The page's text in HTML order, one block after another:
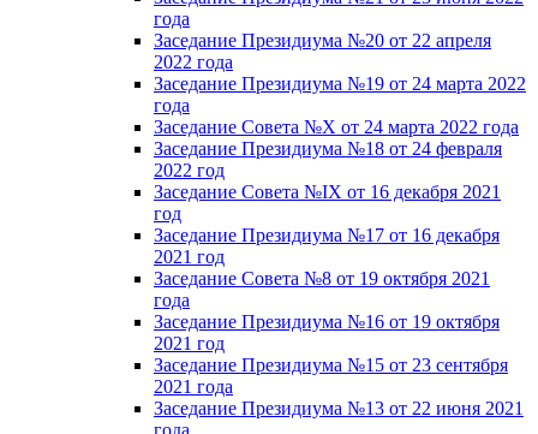
года
Заседание Президиума №20 от 22 апреля
2022 года
Заседание Президиума №19 от 24 марта 2022
года
Заседание Совета №X от 24 марта 2022 года
Заседание Президиума №18 от 24 февраля
2022 год
Заседание Совета №IX от 16 декабря 2021
год
Заседание Президиума №17 от 16 декабря
2021 год
Заседание Совета №8 от 19 октября 2021
года
Заседание Президиума №16 от 19 октября
2021 год
Заседание Президиума №15 от 23 сентября
2021 года
Заседание Президиума №13 от 22 июня 2021
года